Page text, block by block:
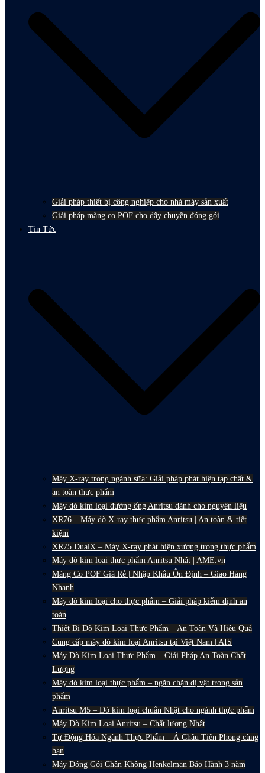
Giải pháp thiết bị công nghiệp cho nhà máy sản xuất
Giải pháp màng co POF cho dây chuyền đóng gói
Tin Tức
Máy X-ray trong ngành sữa: Giải pháp phát hiện tạp chất &
an toàn thực phẩm
Máy dò kim loại đường ống Anritsu dành cho nguyên liệu
XR76 – Máy dò X-ray thực phẩm Anritsu | An toàn & tiết
kiệm
XR75 DualX – Máy X-ray phát hiện xương trong thực phẩm
Máy dò kim loại thực phẩm Anritsu Nhật | AME.vn
Màng Co POF Giá Rẻ | Nhập Khẩu Ổn Định – Giao Hàng
Nhanh
Máy dò kim loại cho thực phẩm – Giải pháp kiểm định an
toàn
Thiết Bị Dò Kim Loại Thực Phẩm – An Toàn Và Hiệu Quả
Cung cấp máy dò kim loại Anritsu tại Việt Nam | AIS
Máy Dò Kim Loại Thực Phẩm – Giải Pháp An Toàn Chất
Lượng
Máy dò kim loại thực phẩm – ngăn chặn dị vật trong sản
phẩm
Anritsu M5 – Dò kim loại chuẩn Nhật cho ngành thực phẩm
Máy Dò Kim Loại Anritsu – Chất lượng Nhật
Tự Động Hóa Ngành Thực Phẩm – Á Châu Tiên Phong cùng
bạn
Máy Đóng Gói Chân Không Henkelman Bảo Hành 3 năm